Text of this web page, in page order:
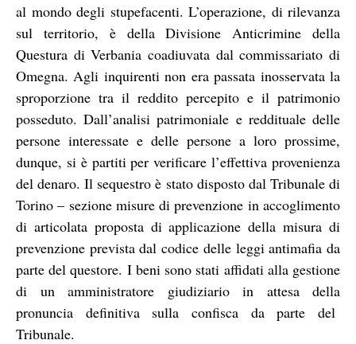
al mondo degli stupefacenti. L’operazione, di rilevanza
sul territorio, è della Divisione Anticrimine della
Questura di Verbania coadiuvata dal commissariato di
Omegna. Agli inquirenti non era passata inosservata la
sproporzione tra il reddito percepito e il patrimonio
posseduto. Dall’analisi patrimoniale e reddituale delle
persone interessate e delle persone a loro prossime,
dunque, si è partiti per verificare l’effettiva provenienza
del denaro. Il sequestro è stato disposto dal Tribunale di
Torino – sezione misure di prevenzione in accoglimento
di articolata proposta di applicazione della misura di
prevenzione prevista dal codice delle leggi antimafia da
parte del questore. I beni sono stati affidati alla gestione
di un amministratore giudiziario in attesa della
pronuncia definitiva sulla confisca da parte del
Tribunale.